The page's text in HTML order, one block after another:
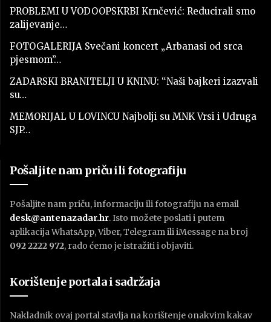
PROBLEMI U VODOOPSKRBI Krnčević: Reducirali smo
zalijevanje…
FOTOGALERIJA Svečani koncert „Arbanasi od srca
pjesmom”…
ZADARSKI BRANITELJI U KNINU: “Naši bajkeri izazvali
su…
MEMORIJAL U LOVINCU Najbolji su MNK Vrsi i Udruga
SJP…
Pošaljite nam priču ili fotografiju
Pošaljite nam priču, informaciju ili fotografiju na email
desk@antenazadar.hr. Isto možete poslati i putem
aplikacija WhatsApp, Viber, Telegram ili iMessage na broj
092 2222 972, rado ćemo je istražiti i objaviti.
Korištenje portala i sadržaja
Nakladnik ovaj portal stavlja na korištenje onakvim kakav